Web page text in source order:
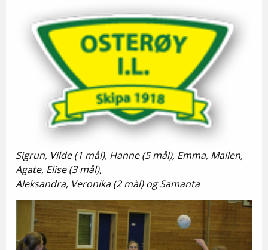
Sigrun, Vilde (1 mål), Hanne (5 mål), Emma, Mailen,
Agate, Elise (3 mål),
Aleksandra, Veronika (2 mål) og Samanta